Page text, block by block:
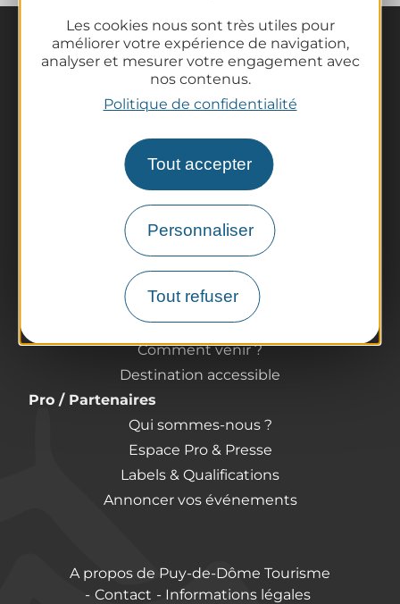
Les cookies nous sont très utiles pour
améliorer votre expérience de navigation,
analyser et mesurer votre engagement avec
nos contenus.
Politique de confidentialité
Tout accepter
Personnaliser
Tout refuser
La destination
Nos incontournables
Randonnées
Préparer son voyage
Informations pratiques
Offices de Tourisme
Comment venir ?
Destination accessible
Pro / Partenaires
Qui sommes-nous ?
Espace Pro & Presse
Labels & Qualifications
Annoncer vos événements
A propos de Puy-de-Dôme Tourisme
Contact
Informations légales